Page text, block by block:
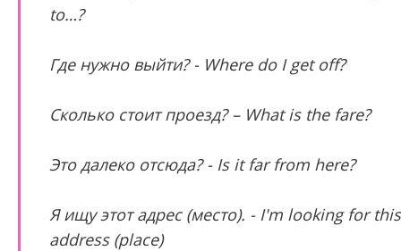
to…?
Где нужно выйти? - Where do I get off?
Сколько стоит проезд? – What is the fare?
Это далеко отсюда? - Is it far from here?
Я ищу этот адрес (место). - I'm looking for this
address (place)